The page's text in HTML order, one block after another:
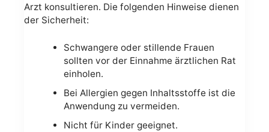
Arzt konsultieren. Die folgenden Hinweise dienen
der Sicherheit:
Schwangere oder stillende Frauen
sollten vor der Einnahme ärztlichen Rat
einholen.
Bei Allergien gegen Inhaltsstoffe ist die
Anwendung zu vermeiden.
Nicht für Kinder geeignet.